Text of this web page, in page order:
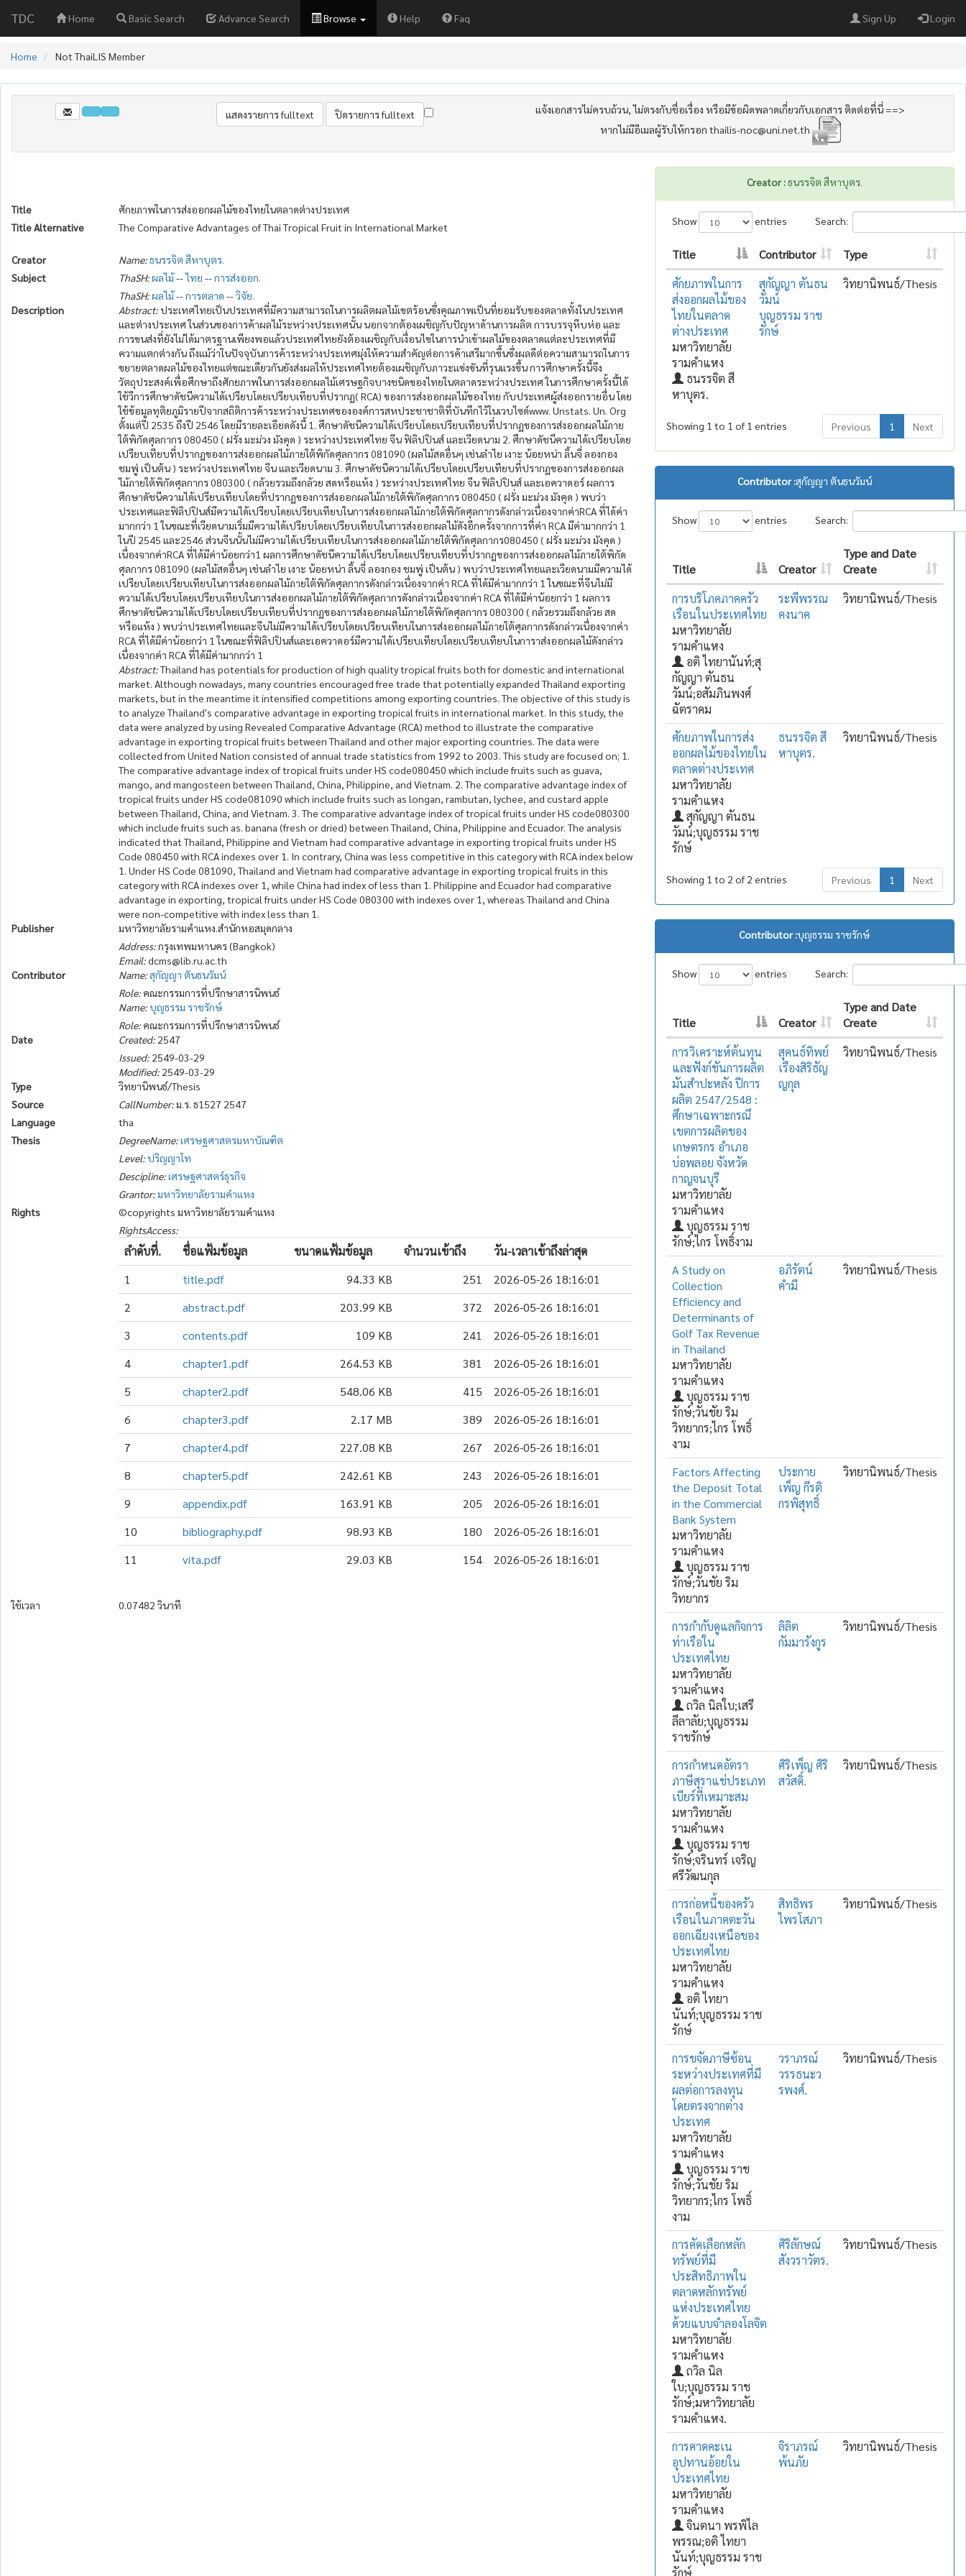
TDC Home Basic Search Advance Search Browse Help Faq Sign Up Login
Home Not ThaiLIS Member
แจ้งเอกสารไม่ครบถ้วน, ไม่ตรงกับชื่อเรื่อง หรือมีข้อผิดพลาดเกี่ยวกับเอกสาร ติดต่อที่นี่ ==>
หากไม่มีอีเมลผู้รับให้กรอก thailis-noc@uni.net.th
Title
ศักยภาพในการส่งออกผลไม้ของไทยในตลาดต่างประเทศ
Title Alternative
The Comparative Advantages of Thai Tropical Fruit in International Market
Creator Name:ธนรรจิต สีหาบุตร.
Subject
ThaSH:ผลไม้--ไทย --การส่งออก.
ThaSH:ผลไม้--การตลาด --วิจัย.
Description
Abstract:ประเทศไทยเป็นประเทศที่มีความสามารถในการผลิตผลไม้เขตร้อนซึ่งคุณภาพเป็นที่ยอมรับของตลาดทั้งในประเทศ
และต่างประเทศ ในส่วนของการค้าผลไม้ระหว่างประเทศนั้น นอกจากต้องเผชิญกับปัญหาด้านการผลิต การบรรจุหีบห่อ และ
การขนส่งที่ยังไม่ได้มาตรฐานเพียงพอแล้วประเทศไทยยังต้องเผชิญกับเงื่อนไขในการนำเข้าผลไม้ของตลาดแต่ละประเทศที่มี
ความแตกต่างกัน ถึงแม้ว่าในปัจจุบันการค้าระหว่างประเทศมุ่งให้ความสำคัญต่อการค้าเสรีมากขึ้นซึ่งผลดีต่อความสามารถในการ
ขยายตลาดผลไม้ของไทยแต่ขณะเดียวกันยังส่งผลให้ประเทศไทยต้องเผชิญกับภาวะแข่งขันที่รุนแรงขึ้น การศึกษาครั้งนี้จึง
วัตถุประสงค์เพื่อศึกษาถึงศักยภาพในการส่งออกผลไม้เศรษฐกิจบางชนิดของไทยในตลาดระหว่างประเทศ ในการศึกษาครั้งนี้ได้
ใช้วีการศึกษาดัชนีความได้เปรียบโดยเปรียบเทียบที่ปรากฏ( RCA) ของการส่งออกผลไม้ของไทย กับประเทศผู้ส่งออกรายอื่น โดย
ใช้ข้อมูลทุติยภูมิรายปีจากสถิติการค้าระหว่างประเทศขององค์การสหประชาชาติที่บันทึกไว้ในเวบไซด์www. Unstats. Un. Org
ตั้งแต่ปี 2535 ถึงปี 2546 โดยมีรายละเอียดดังนี้ 1. ศึกษาดัชนีความได้เปรียบโดยเปรียบเทียบที่ปรากฏของการส่งออกผลไม้ภาย
ใต้พิกัดศุลกากร 080450 ( ฝรั่ง มะม่วง มังคุด ) ระหว่างประเทศไทย จีน ฟิลิปปินส์ และเวียดนาม 2. ศึกษาดัชนีความได้เปรียบโดย
เปรียบเทียบที่ปรากฏของการส่งออกผลไม้ภายใต้พิกัดศุลกากร 081090 (ผลไม้สดอื่นๆ เช่นลำไย เงาะ น้อยหน่า ลิ้นจี่ ลองกอง
ชมพู่ เป็นต้น ) ระหว่างประเทศไทย จีน และเวียดนาม 3. ศึกษาดัชนีความได้เปรียบโดยเปรียบเทียบที่ปรากฏของการส่งออกผล
ไม้ภายใต้พิกัดศุลกากร 080300 ( กล้วยรวมถึงกล้วย สดหรือแห้ง ) ระหว่างประเทศไทย จีน ฟิลิปปินส์ และเอควาดอร์ ผลการ
ศึกษาดัชนีความได้เปรียบเทียบโดยที่ปรากฏของการส่งออกผลไม้ภายใต้พิกัดศุลกากร 080450 ( ฝรั่ง มะม่วง มังคุด ) พบว่า
ประเทศและฟิลิปปินส์มีความได้เปรียบโดยเปรียบเทียบในการส่งออกผลไม้ภายใต้พิกัดศุลกากรดังกล่าวเนื่องจากค่าRCA ที่ได้ค่า
มากกว่า 1 ในขณะที่เวียดนามเริ่มมีความได้เปรียบโดยเปรียบเทียบในการส่งออกผลไม้ดังอีกครั้งจากการที่ค่า RCA มีค่ามากกว่า 1
ในปี 2545 และ2546 ส่วนจีนนั้นไม่มีความได้เปรียบเทียบในการส่งออกผลไม้ภายใต้พิกัดศุลกากร080450 ( ฝรั่ง มะม่วง มังคุด )
เนื่องจากค่าRCA ที่ได้มีค่าน้อยกว่า1 ผลการศึกษาดัชนีความได้เปรียบโดยเปรียบเทียบที่ปรากฏของการส่งออกผลไม้ภายใต้พิกัด
ศุลกากร 081090 (ผลไม้สดอื่นๆ เช่นลำไย เงาะ น้อยหน่า ลิ้นจี่ ลองกอง ชมพู่ เป็นต้น ) พบว่าประเทศไทยและเวียดนามมีความได้
เปรียบโดยเปรียบเทียบในการส่งออกผลไม้ภายใต้พิกัดศุลกากรดังกล่าวเนื่องจากค่า RCA ที่ได้มีค่ามากกว่า 1 ในขณะที่จีนไม่มี
ความได้เปรียบโดยเปรียบเทียบในการส่งออกผลไม้ภายใต้พิกัดศุลกากรดังกล่าวเนื่องจากค่า RCA ที่ได้มีค่าน้อยกว่า 1 ผลการ
ศึกษาดัชนีความได้เปรียบโดยเปรียบเทียบที่ปรากฏของการส่งออกผลไม้ภายใต้พิกัดศุลกากร 080300 ( กล้วยรวมถึงกล้วย สด
หรือแห้ง ) พบว่าประเทศไทยและจีนไม่มีความได้เปรียบโดยเปรียบเทียบในการส่งออกผลไม้ภายใต้ศุลกากรดังกล่าวเนื่องจากค่า
RCA ที่ได้มีค่าน้อยกว่า 1 ในขณะที่ฟิลิปปินส์และเอควาดอร์มีความได้เปรียบเทียบโดยเปรียบเทียบในการาส่งออกผลไม้ดังกล่าว
เนื่องจากค่า RCA ที่ได้มีค่ามากกว่า 1
Abstract:Thailand has potentials for production of high quality tropical fruits both for domestic and international
market. Although nowadays, many countries encouraged free trade that potentially expanded Thailand exporting
markets, but in the meantime it intensified competitions among exporting countries. The objective of this study is
to analyze Thailand's comparative advantage in exporting tropical fruits in international market. In this study, the
data were analyzed by using Revealed Comparative Advantage (RCA) method to illustrate the comparative
advantage in exporting tropical fruits between Thailand and other major exporting countries. The data were
collected from United Nation consisted of annual trade statistics from 1992 to 2003. This study are focused on; 1.
The comparative advantage index of tropical fruits under HS code080450 which include fruits such as guava,
mango, and mangosteen between Thailand, China, Philippine, and Vietnam. 2. The comparative advantage index of
tropical fruits under HS code081090 which include fruits such as longan, rambutan, lychee, and custard apple
between Thailand, China, and Vietnam. 3. The comparative advantage index of tropical fruits under HS code080300
which include fruits such as. banana (fresh or dried) between Thailand, China, Philippine and Ecuador. The analysis
indicated that Thailand, Philippine and Vietnam had comparative advantage in exporting tropical fruits under HS
Code 080450 with RCA indexes over 1. In contrary, China was less competitive in this category with RCA index below
1. Under HS Code 081090, Thailand and Vietnam had comparative advantage in exporting tropical fruits in this
category with RCA indexes over 1, while China had index of less than 1. Philippine and Ecuador had comparative
advantage in exporting, tropical fruits under HS Code 080300 with indexes over 1, whereas Thailand and China
were non-competitive with index less than 1.
Publisher
มหาวิทยาลัยรามคำแหง.สำนักหอสมุดกลาง
Address:กรุงเทพมหานคร (Bangkok)
Email:dcms@lib.ru.ac.th
Contributor
Name:สุกัญญา ตันธนวัมน์
Role: คณะกรรมการที่ปรึกษาสารนิพนธ์
Name:บุญธรรม ราชรักษ์
Role: คณะกรรมการที่ปรึกษาสารนิพนธ์
Date
Created: 2547
Issued: 2549-03-29
Modified: 2549-03-29
Type
วิทยานิพนธ์/Thesis
Source
CallNumber:ม.ร. ธ1527 2547
Language
tha
Thesis
DegreeName:เศรษฐศาสตรมหาบัณฑิต
Level:ปริญญาโท
Descipline:เศรษฐศาสตร์ธุรกิจ
Grantor:มหาวิทยาลัยรามคำแหง
Rights
©copyrights มหาวิทยาลัยรามคำแหง
RightsAccess:
ลำดับที่. ชื่อแฟ้มข้อมูล ขนาดแฟ้มข้อมูล จำนวนเข้าถึง
วัน-เวลาเข้าถึงล่าสุด
1
title.pdf 94.33 KB 251
2026-05-26 18:16:01
2
abstract.pdf 203.99 KB 372
2026-05-26 18:16:01
3
contents.pdf 109 KB 241
2026-05-26 18:16:01
4
chapter1.pdf 264.53 KB 381
2026-05-26 18:16:01
5
chapter2.pdf 548.06 KB 415
2026-05-26 18:16:01
6
chapter3.pdf 2.17 MB 389
2026-05-26 18:16:01
7
chapter4.pdf 227.08 KB 267
2026-05-26 18:16:01
8
chapter5.pdf 242.61 KB 243
2026-05-26 18:16:01
9
appendix.pdf 163.91 KB 205
2026-05-26 18:16:01
10
bibliography.pdf 98.93 KB 180
2026-05-26 18:16:01
11
vita.pdf 29.03 KB 154 2026-05-26 18:16:01
ใช้เวลา 0.07482 วินาที
Creator :ธนรรจิต สีหาบุตร.
Show entries Search:
Title Contributor
Type
ศักยภาพในการ
ส่งออกผลไม้ของ
ไทยในตลาด
ต่างประเทศ
มหาวิทยาลัย
รามคำแหง
ธนรรจิต สี
หาบุตร.
สุกัญญา ตันธน
วัมน์
บุญธรรม ราช
รักษ์
วิทยานิพนธ์/Thesis
Showing 1 to 1 of 1 entries Previous 1 Next
Contributor :สุกัญญา ตันธนวัมน์
Show entries Search:
Title Creator
Type and Date
Create
การบริโภคภาคครัว
เรือนในประเทศไทย
มหาวิทยาลัย
รามคำแหง
อติ ไทยานันท์;สุ
กัญญา ตันธน
วัมน์;อสัมภินพงศ์
ฉัตราคม
ระพีพรรณ
คงนาค
วิทยานิพนธ์/Thesis
ศักยภาพในการส่ง
ออกผลไม้ของไทยใน
ตลาดต่างประเทศ
มหาวิทยาลัย
รามคำแหง
สุกัญญา ตันธน
วัมน์;บุญธรรม ราช
รักษ์
ธนรรจิต สี
หาบุตร.
วิทยานิพนธ์/Thesis
Showing 1 to 2 of 2 entries Previous 1 Next
Contributor :บุญธรรม ราชรักษ์
Show entries Search:
Title Creator
Type and Date
Create
การวิเคราะห์ต้นทุน
และฟังก์ชันการผลิต
มันสำปะหลัง ปีการ
ผลิต 2547/2548 :
ศึกษาเฉพาะกรณึ
เขตการผลิตของ
เกษตรกร อำเภอ
บ่อพลอย จังหวัด
กาญจนบุรี
มหาวิทยาลัย
รามคำแหง
บุญธรรม ราช
รักษ์;ไกร โพธิ์งาม
สุคนธ์ทิพย์
เรืองสิริธัญ
ญกุล
วิทยานิพนธ์/Thesis
A Study on
Collection
Efficiency and
Determinants of
Golf Tax Revenue
in Thailand
มหาวิทยาลัย
รามคำแหง
บุญธรรม ราช
รักษ์;วันชัย ริม
วิทยากร;ไกร โพธิ์
งาม
อภิรัตน์
คำมี
วิทยานิพนธ์/Thesis
Factors Affecting
the Deposit Total
in the Commercial
Bank System
มหาวิทยาลัย
รามคำแหง
บุญธรรม ราช
รักษ์;วันชัย ริม
วิทยากร
ประกาย
เพ็ญ กีรติ
กรพิสุทธิ์
วิทยานิพนธ์/Thesis
การกำกับดูแลกิจการ
ท่าเรือใน
ประเทศไทย
มหาวิทยาลัย
รามคำแหง
ถวิล นิลใบ;เสรี
ลีลาลัย;บุญธรรม
ราชรักษ์
ลิลิต
กัมมารังกูร
วิทยานิพนธ์/Thesis
การกำหนดอัตรา
ภาษีสุราแช่ประเภท
เบียร์ที่เหมาะสม
มหาวิทยาลัย
รามคำแหง
บุญธรรม ราช
รักษ์;จรินทร์ เจริญ
ศรีวัฒนกุล
ศิริเพ็ญ ศิริ
สวัสดิ์.
วิทยานิพนธ์/Thesis
การก่อหนี้ของครัว
เรือนในภาคตะวัน
ออกเฉียงเหนือของ
ประเทศไทย
มหาวิทยาลัย
รามคำแหง
อติ ไทยา
นันท์;บุญธรรม ราช
รักษ์
สิทธิพร
ไพรโสภา
วิทยานิพนธ์/Thesis
การขจัดภาษีซ้อน
ระหว่างประเทศที่มี
ผลต่อการลงทุน
โดยตรงจากต่าง
ประเทศ
มหาวิทยาลัย
รามคำแหง
บุญธรรม ราช
รักษ์;วันชัย ริม
วิทยากร;ไกร โพธิ์
งาม
วราภรณ์
วรรธนะว
รพงศ์.
วิทยานิพนธ์/Thesis
การคัดเลือกหลัก
ทรัพย์ที่มี
ประสิทธิภาพใน
ตลาดหลักทรัพย์
แห่งประเทศไทย
ด้วยแบบจำลองโลจิต
มหาวิทยาลัย
รามคำแหง
ถวิล นิล
ใบ;บุญธรรม ราช
รักษ์;มหาวิทยาลัย
รามคำแหง.
ศิริลักษณ์
สังวราวัตร.
วิทยานิพนธ์/Thesis
การคาดคะเน
อุปทานอ้อยใน
ประเทศไทย
มหาวิทยาลัย
รามคำแหง
จินตนา พรพิไล
พรรณ;อติ ไทยา
นันท์;บุญธรรม ราช
รักษ์
จิราภรณ์
พ้นภัย
วิทยานิพนธ์/Thesis